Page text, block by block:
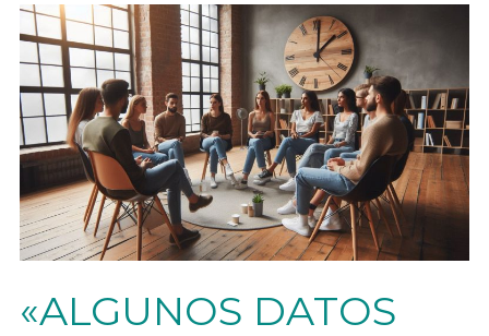
el
día
sin
juegos
de
azar»
«ALGUNOS DATOS